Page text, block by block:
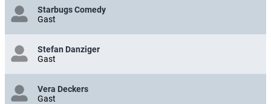
Starbugs Comedy
Gast
Stefan Danziger
Gast
Vera Deckers
Gast